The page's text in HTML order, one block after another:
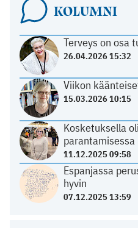
KOLUMNI
Terveys on osa
26.04.2026 15:32
Viikon
15.03.2026 10:15
Kosketuksella
parantamisessa
11.12.2025 09:58
Espanjassa
hyvin
07.12.2025 13:59